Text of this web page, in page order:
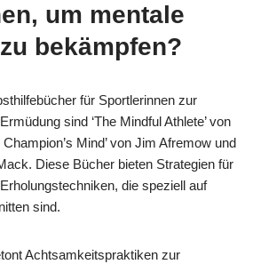
um mentale
bekämpfen?
für Sportlerinnen zur
sind ‘The Mindful Athlete’ von
Mind’ von Jim Afremow und
Diese Bücher bieten Strategien für
die speziell auf
sind.
Achtsamkeitspraktiken zur